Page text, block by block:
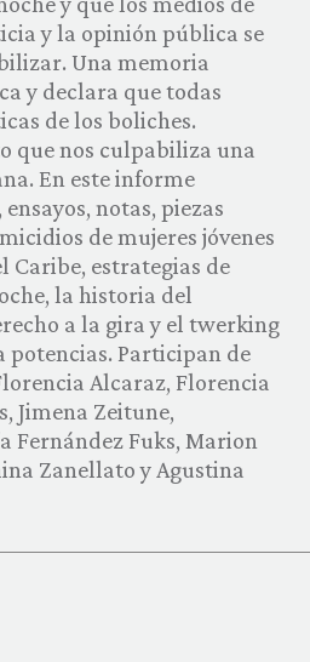
y la opinión pública se
Una memoria
y declara que todas
de los boliches.
que nos culpabiliza una
En este informe
notas, piezas
de mujeres jóvenes
Caribe, estrategias de
la historia del
a la gira y el twerking
potencias. Participan de
Alcaraz, Florencia
Jimena Zeitune,
Fernández Fuks, Marion
Zanellato y Agustina